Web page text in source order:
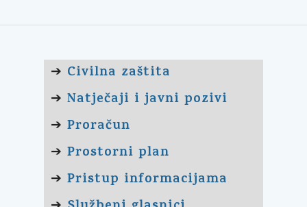
➔ Civilna zaštita
➔ Natječaji i javni pozivi
➔ Proračun
➔ Prostorni plan
➔ Pristup informacijama